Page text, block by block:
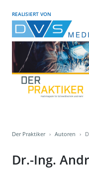
REALISIERT VON
Der Praktiker Autoren
Dr.-Ing.